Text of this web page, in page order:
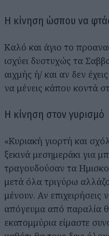
Η κίνηση ώσπου να
Καλό και άγιο το
ισχύει δυστυχώς τα
αιχμής ή/ και αν δεν
να μένεις κάπου κοντά
Η κίνηση στον γυρισμό
«Κυριακή γιορτή και
ξεκινά μεσημεράκι για
τραγουδούσαν τα
μετά όλα τριγύρω
μένουν. Αν επιχειρήσεις
απόγευμα από παραλία
εκατομμύρια είμαστε